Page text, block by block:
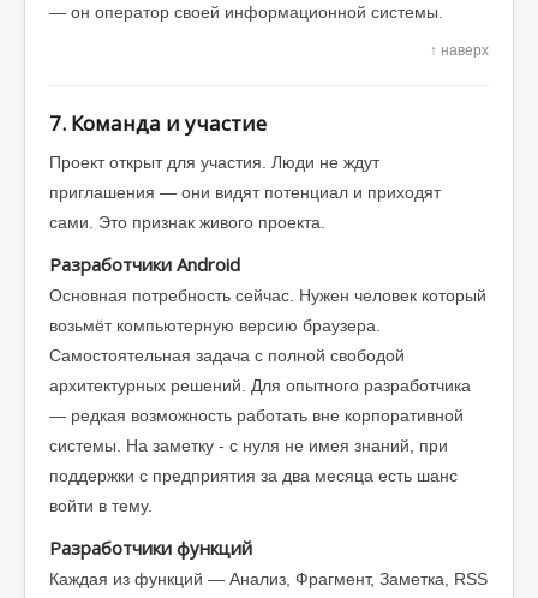
— он оператор своей информационной системы.
↑ наверх
7. Команда и участие
Проект открыт для участия. Люди не ждут
приглашения — они видят потенциал и приходят
сами. Это признак живого проекта.
Разработчики Android
Основная потребность сейчас. Нужен человек который
возьмёт компьютерную версию браузера.
Самостоятельная задача с полной свободой
архитектурных решений. Для опытного разработчика
— редкая возможность работать вне корпоративной
системы. На заметку - с нуля не имея знаний, при
поддержки с предприятия за два месяца есть шанс
войти в тему.
Разработчики функций
Каждая из функций — Анализ, Фрагмент, Заметка, RSS